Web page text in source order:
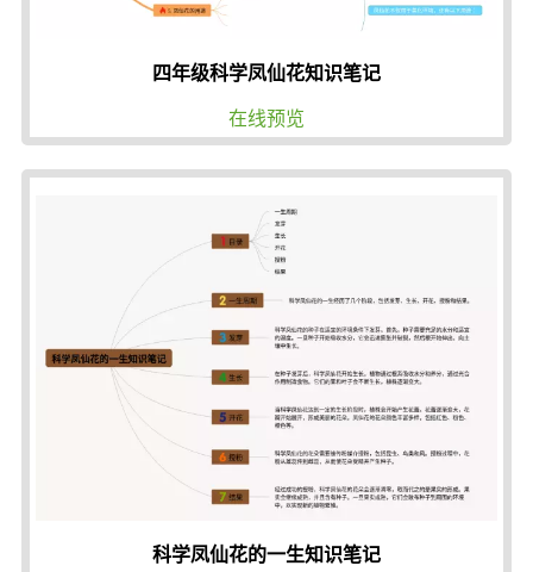
四年级科学凤仙花知识笔记
在线预览
科学凤仙花的一生知识笔记